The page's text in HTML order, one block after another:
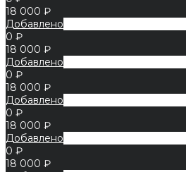
18 000 ₽
Добавлено
0 ₽
18 000 ₽
Добавлено
0 ₽
18 000 ₽
Добавлено
0 ₽
18 000 ₽
Добавлено
0 ₽
18 000 ₽